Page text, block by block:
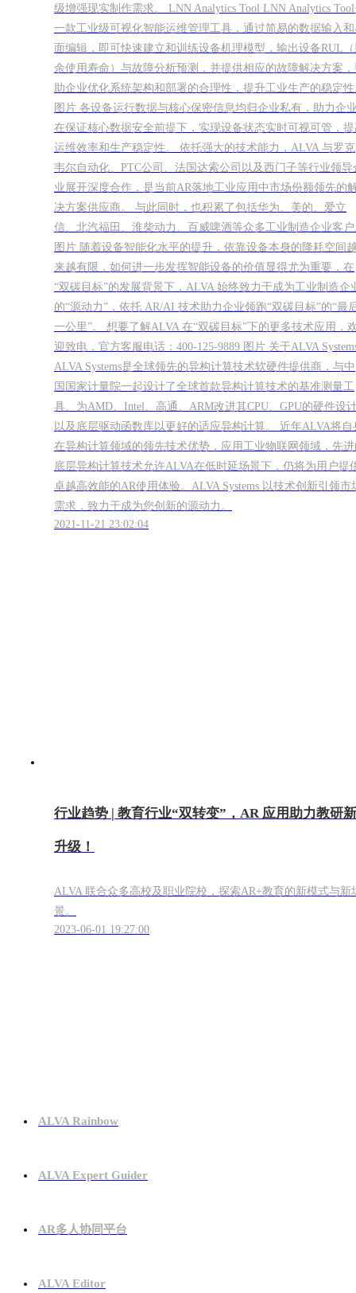
级增强现实制作需求。 LNN Analytics Tool LNN Analytics
一款工业级可视化智能运维管理工具，通过简易的数据输入
面编辑，即可快速建立和训练设备机理模型，输出设备RUL
余使用寿命）与故障分析预测，并提供相应的故障解决方案
助企业优化系统架构和部署的合理性，提升工业生产的稳定
图片 各设备运行数据与核心保密信息均归企业私有，助力企
在保证核心数据安全前提下，实现设备状态实时可视可管，
运维效率和生产稳定性。 依托强大的技术能力，ALVA 与罗克
韦尔自动化、PTC公司、法国达索公司以及西门子等行业领导
业展开深度合作，是当前AR落地工业应用中市场份额领先的
决方案供应商。 与此同时，也积累了包括华为、美的、爱立
信、北汽福田、淮柴动力、百威啤酒等众多工业制造企业客
图片 随着设备智能化水平的提升，依靠设备本身的降耗空间
来越有限，如何进一步发挥智能设备的价值显得尤为重要，在
“双碳目标”的发展背景下，ALVA 始终致力于成为工业制造企
的“源动力”，依托 AR/AI 技术助力企业领跑“双碳目标”的“最
一公里”。 想要了解ALVA 在“双碳目标”下的更多技术应用，
迎致电，官方客服电话：400-125-9889 图片 关于ALVA
ALVA Systems是全球领先的异构计算技术软硬件提供商，与中
国国家计量院一起设计了全球首款异构计算技术的基准测量工
具、为AMD、Intel、高通、ARM改进其CPU、GPU的硬件设
以及底层驱动函数库以更好的适应异构计算。 近年ALVA将自
在异构计算领域的领先技术优势，应用工业物联网领域，先
底层异构计算技术允许ALVA在低时延场景下，仍将为用户提
卓越高效能的AR使用体验。ALVA Systems 以技术创新引领市
需求，致力于成为您创新的源动力。
2021-11-21 23:02:04
行业趋势 | 教育行业“双转变”，AR 应用助力教研新
升级！
ALVA 联合众多高校及职业院校，探索AR+教育的新模式与新
景。
2023-06-01 19:27:00
ALVA Rainbow
ALVA Expert Guider
AR多人协同平台
ALVA Editor